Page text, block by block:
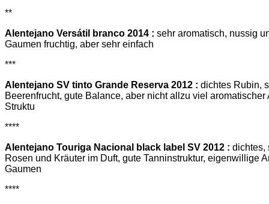
**
Alentejano Versátil branco 2014 : sehr aromatisch, nussig
Gaumen fruchtig, aber sehr einfach
***
Alentejano SV tinto Grande Reserva 2012 : dichtes Rubin,
Beerenfrucht, gute Balance, aber nicht allzu viel aromatischer
Struktu
****
Alentejano Touriga Nacional black label SV 2012 : dichtes,
Rosen und Kräuter im Duft, gute Tanninstruktur, eigenwillige
Gaumen
****